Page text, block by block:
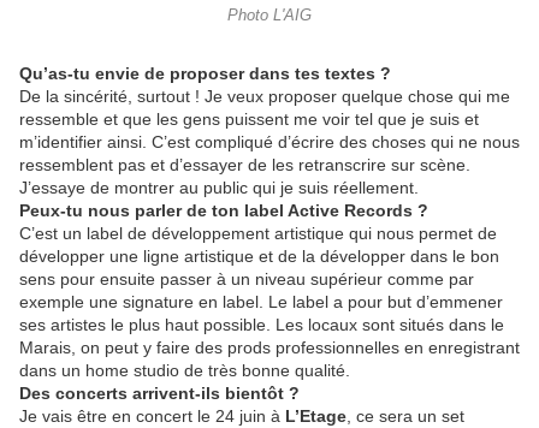
Photo L'AIG
Qu’as-tu envie de proposer dans tes textes ?
De la sincérité, surtout ! Je veux proposer quelque chose qui me
ressemble et que les gens puissent me voir tel que je suis et
m’identifier ainsi. C’est compliqué d’écrire des choses qui ne nous
ressemblent pas et d’essayer de les retranscrire sur scène.
J’essaye de montrer au public qui je suis réellement.
Peux-tu nous parler de ton label Active Records ?
C’est un label de développement artistique qui nous permet de
développer une ligne artistique et de la développer dans le bon
sens pour ensuite passer à un niveau supérieur comme par
exemple une signature en label. Le label a pour but d’emmener
ses artistes le plus haut possible. Les locaux sont situés dans le
Marais, on peut y faire des prods professionnelles en enregistrant
dans un home studio de très bonne qualité.
Des concerts arrivent-ils bientôt ?
Je vais être en concert le 24 juin à L’Etage , ce sera un set